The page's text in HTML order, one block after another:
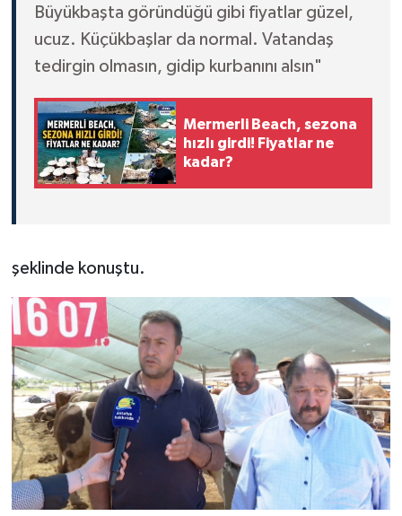
Büyükbaşta göründüğü gibi fiyatlar güzel,
ucuz. Küçükbaşlar da normal. Vatandaş
tedirgin olmasın, gidip kurbanını alsın"
Mermerli Beach, sezona
hızlı girdi! Fiyatlar ne
kadar?
şeklinde konuştu.